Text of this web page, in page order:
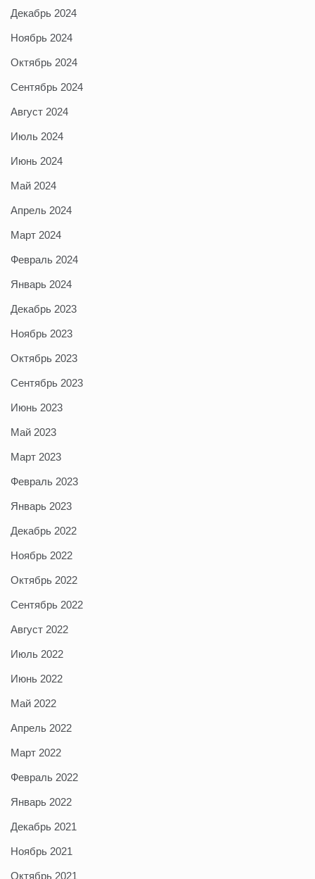
Декабрь 2024
Ноябрь 2024
Октябрь 2024
Сентябрь 2024
Август 2024
Июль 2024
Июнь 2024
Май 2024
Апрель 2024
Март 2024
Февраль 2024
Январь 2024
Декабрь 2023
Ноябрь 2023
Октябрь 2023
Сентябрь 2023
Июнь 2023
Май 2023
Март 2023
Февраль 2023
Январь 2023
Декабрь 2022
Ноябрь 2022
Октябрь 2022
Сентябрь 2022
Август 2022
Июль 2022
Июнь 2022
Май 2022
Апрель 2022
Март 2022
Февраль 2022
Январь 2022
Декабрь 2021
Ноябрь 2021
Октябрь 2021